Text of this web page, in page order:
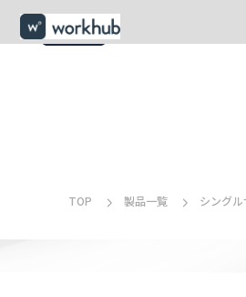
menu
TOP 製品一覧 シングル